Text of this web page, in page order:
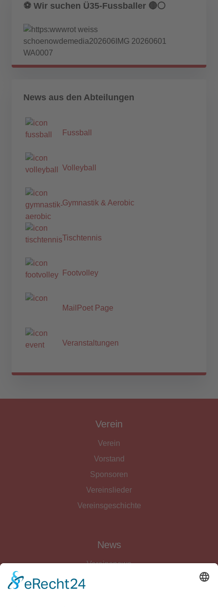
⚽️ Wir suchen Ü35-Fussballer 🔴⚪️
News aus den Abteilungen
Fussball
Volleyball
Gymnastik & Aerobic
Tischtennis
Footvolley
MailPoet Page
Veranstaltungen
Verein
Verein
Vorstand
Sponsoren
Vereinslieder
Vereinsgeschichte
News
Vereinsnews